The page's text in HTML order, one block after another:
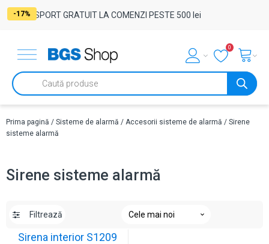
TRANSPORT GRATUIT LA COMENZI PESTE 500 lei
0
Products
search
Prima pagină / Sisteme de alarmă / Accesorii sisteme de alarmă / Sirene
sisteme alarmă
Sirene sisteme alarmă
Filtrează
-17%
Sirena interior S1209